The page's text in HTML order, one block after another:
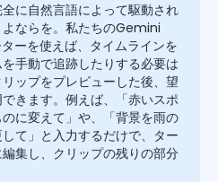
に自然言語によって駆動され
ならを。私たちのGemini
ーを使えば、タイムラインを
手動で追跡したりする必要は
ップをプレビューした後、望
きます。例えば、「赤いスポ
に変えて」や、「背景を雨の
て」と入力するだけで、ター
集し、クリップの残りの部分